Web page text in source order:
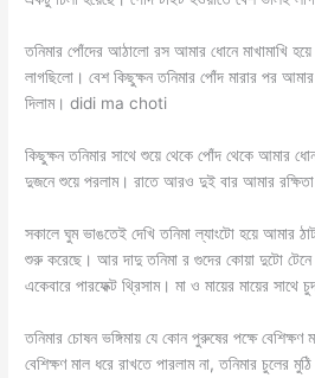
তনিমার পোঁদের আঠালো রস আমার ধোনে মাখামাখি
লাগছিলো। বেশ কিছুক্ষন তনিমার পোঁদ মারার পর
দিলাম। didi ma choti
কিছুক্ষন তনিমার সাথে শুয়ে থেকে পোঁদ থেকে আমার ধোন
দুজনে শুয়ে পরলাম। রাতে আরও দুই বার আমার রক্ষিতা
সকালে ঘুম ভাঙতেই দেখি তনিমা ল্যাংটো হয়ে আমার
শুরু করেছে। আর দাদু তনিমা র গুদের কোয়া দুটো টেনে
একেবারে পারফেক্ট থ্রিসাম। মা ও মায়ের মায়ের সাথে
তনিমার চোষন ভঙ্গিমায় যে কোন পুরুষের পক্ষে
বেশিক্ষণ মাল ধরে রাখতে পারলাম না, তনিমার চুলের